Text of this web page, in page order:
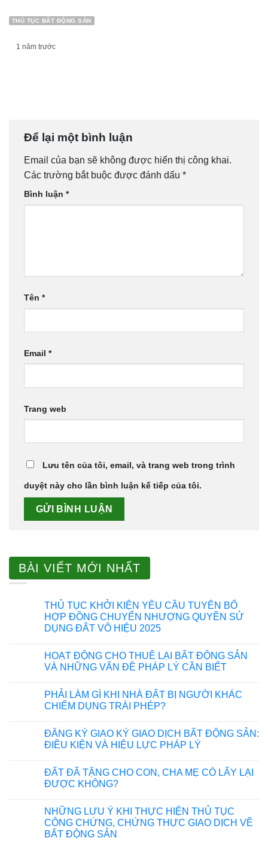
THỦ TỤC BẤT ĐỘNG SẢN
1 năm trước
Để lại một bình luận
Email của bạn sẽ không được hiển thị công khai.
Các trường bắt buộc được đánh dấu *
Bình luận *
Tên *
Email *
Trang web
Lưu tên của tôi, email, và trang web trong trình
duyệt này cho lần bình luận kế tiếp của tôi.
BÀI VIẾT MỚI NHẤT
THỦ TỤC KHỞI KIỆN YÊU CẦU TUYÊN BỐ
HỢP ĐỒNG CHUYỂN NHƯỢNG QUYỀN SỬ
DỤNG ĐẤT VÔ HIỆU 2025
HOẠT ĐỘNG CHO THUÊ LẠI BẤT ĐỘNG SẢN
VÀ NHỮNG VẤN ĐỀ PHÁP LÝ CẦN BIẾT
PHẢI LÀM GÌ KHI NHÀ ĐẤT BỊ NGƯỜI KHÁC
CHIẾM DỤNG TRÁI PHÉP?
ĐĂNG KÝ GIAO KÝ GIAO DỊCH BẤT ĐỘNG SẢN:
ĐIỀU KIỆN VÀ HIỆU LỰC PHÁP LÝ
ĐẤT ĐÃ TẶNG CHO CON, CHA MẸ CÓ LẤY LẠI
ĐƯỢC KHÔNG?
NHỮNG LƯU Ý KHI THỰC HIỆN THỦ TỤC
CÔNG CHỨNG, CHỨNG THỰC GIAO DỊCH VỀ
BẤT ĐỘNG SẢN